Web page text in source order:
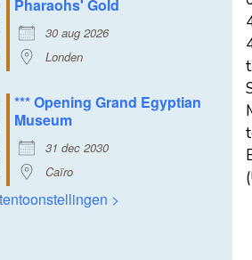
Pharaohs' Gold
30 aug 2026
Londen
*** Opening Grand Egyptian
Museum
31 dec 2030
Caïro
>